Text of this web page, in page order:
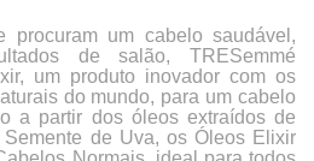
procuram um cabelo saudável,
de salão, TRESemmé
um produto inovador com os
do mundo, para um cabelo
a partir dos óleos extraídos de
de Uva, os Óleos Elixir